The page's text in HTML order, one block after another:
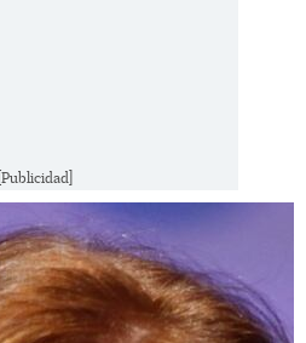
[Publicidad]